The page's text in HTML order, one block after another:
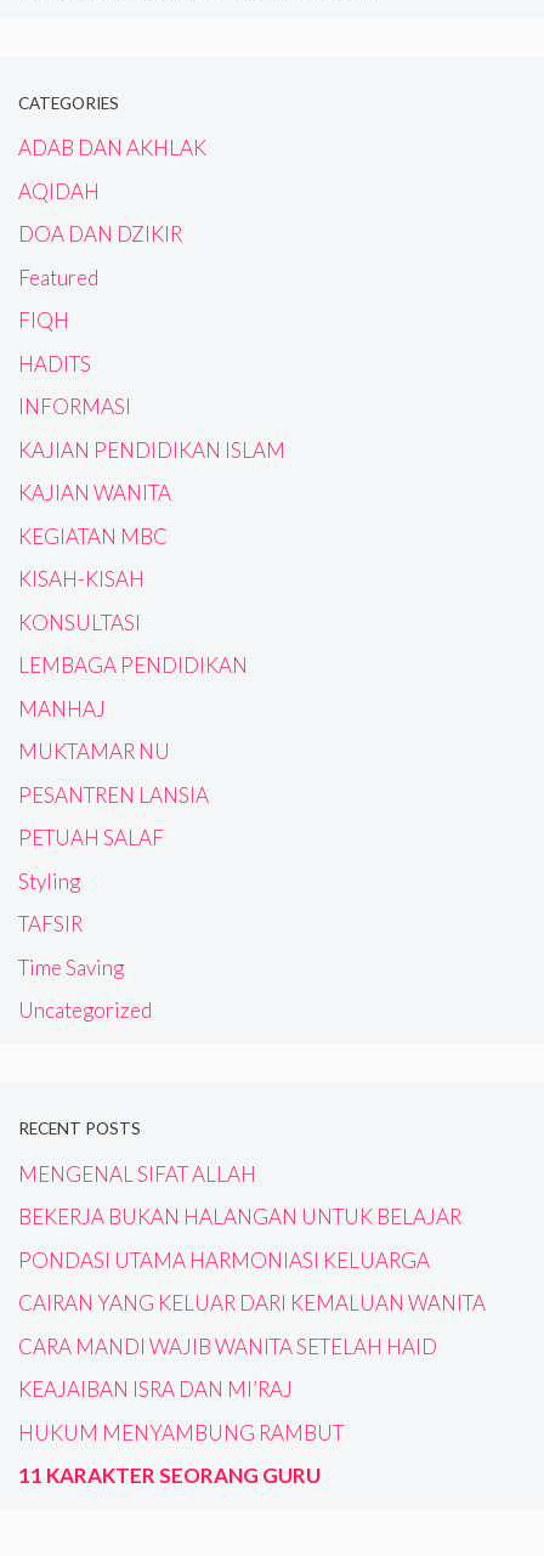
CATEGORIES
ADAB DAN AKHLAK
AQIDAH
DOA DAN DZIKIR
Featured
FIQH
HADITS
INFORMASI
KAJIAN PENDIDIKAN ISLAM
KAJIAN WANITA
KEGIATAN MBC
KISAH-KISAH
KONSULTASI
LEMBAGA PENDIDIKAN
MANHAJ
MUKTAMAR NU
PESANTREN LANSIA
PETUAH SALAF
Styling
TAFSIR
Time Saving
Uncategorized
RECENT POSTS
MENGENAL SIFAT ALLAH
BEKERJA BUKAN HALANGAN UNTUK BELAJAR
PONDASI UTAMA HARMONIASI KELUARGA
CAIRAN YANG KELUAR DARI KEMALUAN WANITA
CARA MANDI WAJIB WANITA SETELAH HAID
KEAJAIBAN ISRA DAN MI’RAJ
HUKUM MENYAMBUNG RAMBUT
11 KARAKTER SEORANG GURU